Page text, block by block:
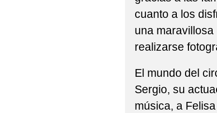
cuanto a los
una
realizarse
El mundo del
Sergio, su
música, a